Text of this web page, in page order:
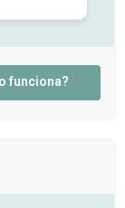
funciona?